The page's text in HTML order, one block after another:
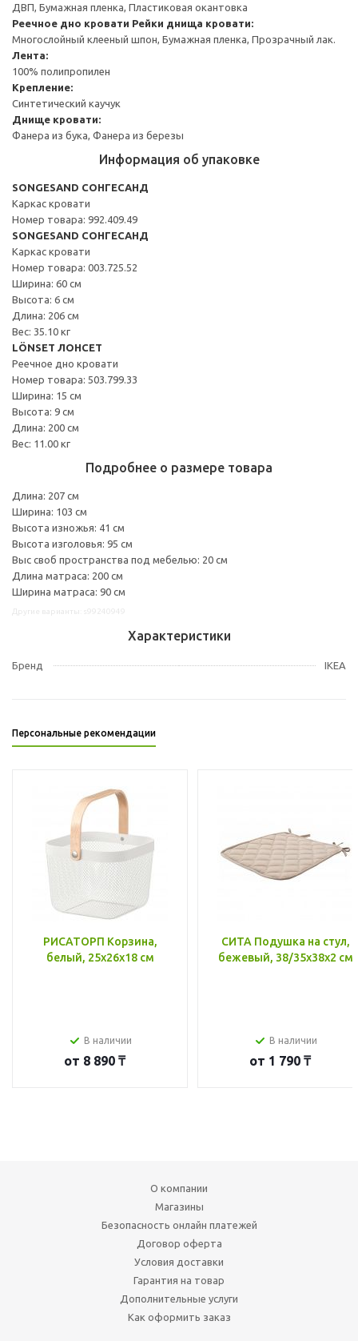
ДВП, Бумажная пленка, Пластиковая окантовка
Реечное дно кровати Рейки днища кровати:
Многослойный клееный шпон, Бумажная пленка, Прозрачный лак.
Лента:
100% полипропилен
Крепление:
Синтетический каучук
Днище кровати:
Фанера из бука, Фанера из березы
Информация об упаковке
SONGESAND СОНГЕСАНД
Каркас кровати
Номер товара: 992.409.49
SONGESAND СОНГЕСАНД
Каркас кровати
Номер товара: 003.725.52
Ширина: 60 см
Высота: 6 см
Длина: 206 см
Вес: 35.10 кг
LÖNSET ЛОНСЕТ
Реечное дно кровати
Номер товара: 503.799.33
Ширина: 15 см
Высота: 9 см
Длина: 200 см
Вес: 11.00 кг
Подробнее о размере товара
Длина: 207 см
Ширина: 103 см
Высота изножья: 41 см
Высота изголовья: 95 см
Выс своб пространства под мебелью: 20 см
Длина матраса: 200 см
Ширина матраса: 90 см
Характеристики
Бренд IKEA
Персональные рекомендации
РИСАТОРП Корзина,
белый, 25x26x18 см
В наличии
от 8 890 ₸
СИТА Подушка на стул,
бежевый, 38/35x38x2 см
В наличии
от 1 790 ₸
О компании
Магазины
Безопасность онлайн платежей
Договор оферта
Условия доставки
Гарантия на товар
Дополнительные услуги
Как оформить заказ